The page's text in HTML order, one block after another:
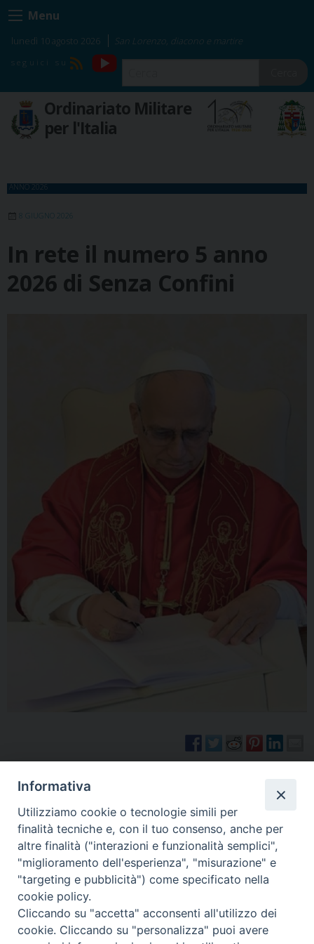
Skip
to
content
Menu
lunedì 10 agosto 2026 San Lorenzo, diacono e martire
RSS
YouTube
Ordinariato Militare
per l'Italia
ANNO 2026
8 GIUGNO 2026
In rete il numero 5 anno
2026 di Senza Confini
Senza Confini maggio 2026
Ad Ariccia gli esercizi
spirituali dei Cappellani Militari
Una esperienza vissuta sotto
Informativa
Utilizziamo cookie o tecnologie simili per
finalità tecniche e, con il tuo consenso, anche per
altre finalità ("interazioni e funzionalità semplici",
"miglioramento dell'esperienza", "misurazione" e
"targeting e pubblicità") come specificato nella
cookie policy.
Cliccando su "accetta" acconsenti all'utilizzo dei
cookie. Cliccando su "personalizza" puoi avere